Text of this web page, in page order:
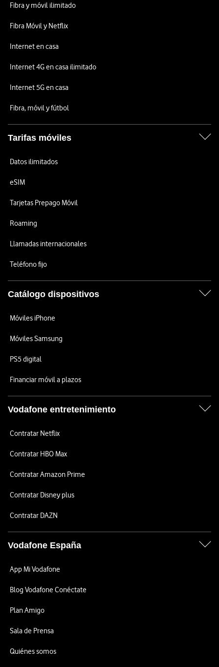
Fibra y móvil ilimitado
Fibra Móvil y Netflix
Internet en casa
Internet 4G en casa ilimitado
Internet 5G en casa
Fibra, móvil y fútbol
Tarifas móviles
Datos ilimitados
eSIM
Tarjetas Prepago Móvil
Roaming
Llamadas internacionales
Teléfono fijo
Catálogo dispositivos
Móviles iPhone
Móviles Samsung
PS5 digital
Financiar móvil a plazos
Vodafone entretenimiento
Contratar Netflix
Contratar HBO Max
Contratar Amazon Prime
Contratar Disney plus
Contratar DAZN
Vodafone España
App Mi Vodafone
Blog Vodafone Conéctate
Plan Amigo
Sala de Prensa
Quiénes somos